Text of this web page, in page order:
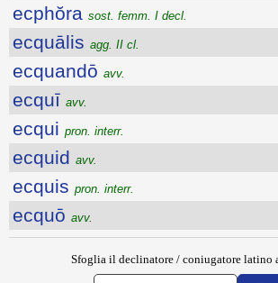
ecphŏra sost. femm. I decl.
ecquālis agg. II cl.
ecquandō avv.
ecquī avv.
ecqui pron. interr.
ecquid avv.
ecquis pron. interr.
ecquō avv.
Sfoglia il declinatore / coniugatore latino